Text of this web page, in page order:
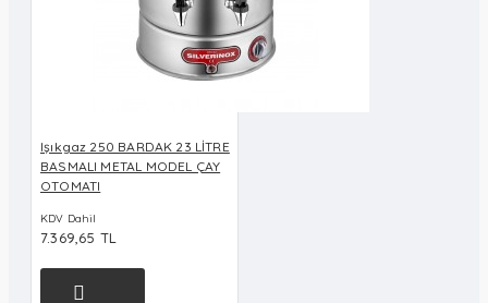
Işıkgaz 250 BARDAK 23 LİTRE
BASMALI METAL MODEL ÇAY
OTOMATI
KDV Dahil
7.369,65 TL